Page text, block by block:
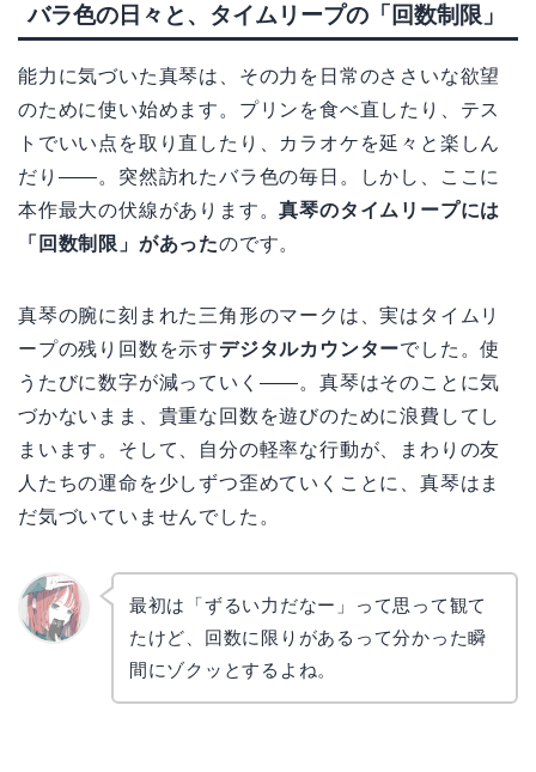
バラ色の日々と、タイムリープの「回数制限」
能力に気づいた真琴は、その力を日常のささいな欲望
のために使い始めます。プリンを食べ直したり、テス
トでいい点を取り直したり、カラオケを延々と楽しん
だり——。突然訪れたバラ色の毎日。しかし、ここに
本作最大の伏線があります。真琴のタイムリープには
「回数制限」があったのです。
真琴の腕に刻まれた三角形のマークは、実はタイムリ
ープの残り回数を示すデジタルカウンターでした。使
うたびに数字が減っていく——。真琴はそのことに気
づかないまま、貴重な回数を遊びのために浪費してし
まいます。そして、自分の軽率な行動が、まわりの友
人たちの運命を少しずつ歪めていくことに、真琴はま
だ気づいていませんでした。
最初は「ずるい力だなー」って思って観て
たけど、回数に限りがあるって分かった瞬
間にゾクッとするよね。